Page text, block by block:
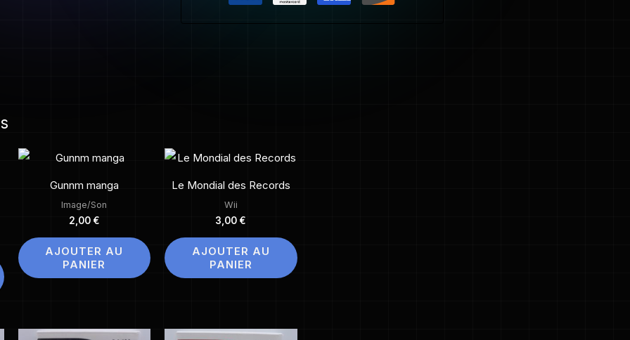
Gunnm manga
Image/Son
2,00 €
AJOUTER AU
PANIER
Le Mondial des Records
Wii
3,00 €
AJOUTER AU
PANIER